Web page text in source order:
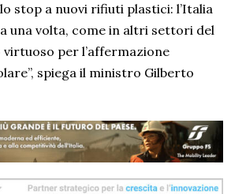
stop a nuovi rifiuti plastici: l’Italia
una volta, come in altri settori del
per l’affermazione
spiega il ministro Gilberto